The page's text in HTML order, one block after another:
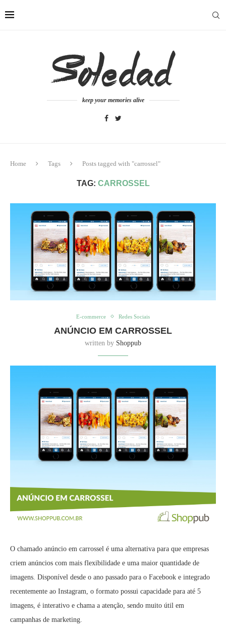
keep your memories alive
Home Tags Posts tagged with "carrossel"
TAG: CARROSSEL
E-commerce Redes Sociais
ANÚNCIO EM CARROSSEL
written by Shoppub
O chamado anúncio em carrossel é uma alternativa para que empresas
criem anúncios com mais flexibilidade e uma maior quantidade de
imagens. Disponível desde o ano passado para o Facebook e integrado
recentemente ao Instagram, o formato possui capacidade para até 5
imagens, é interativo e chama a atenção, sendo muito útil em
campanhas de marketing.